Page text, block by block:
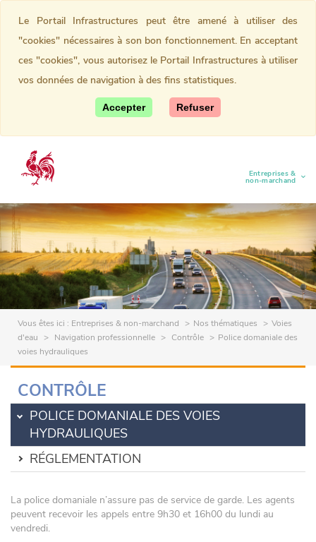
Entreprises &
non-marchand
(current)
Vous êtes ici : Entreprises & non-marchand Nos thématiques
Voies
d'eau
Navigation professionnelle Contrôle
Police domaniale des
voies hydrauliques
CONTRÔLE
POLICE DOMANIALE DES VOIES
HYDRAULIQUES
RÉGLEMENTATION
La police domaniale n’assure pas de service de garde. Les agents
peuvent recevoir les appels entre 9h30 et 16h00 du lundi au
vendredi.
Le Portail Infrastructures peut être amené à utiliser des
"cookies" nécessaires à son bon fonctionnement. En acceptant
ces "cookies", vous autorisez le Portail Infrastructures à utiliser
vos données de navigation à des fins statistiques.
Accepter Refuser